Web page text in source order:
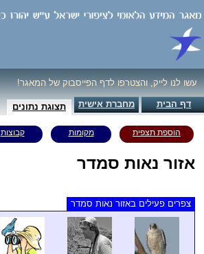
עשו לנו לייק, והצטרפו לדף הפייסבוק של המאגר!
דף הבית מחברת אישית תצוגת נתונים
הוספת תצפית מקומות קבוצות
אזור נאות סמדר
צפרים פעילים באזור נאות סמדר